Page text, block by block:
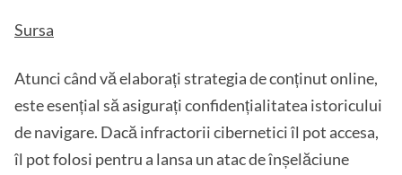
Sursa
Atunci când vă elaborați strategia de conținut online,
este esențial să asigurați confidențialitatea istoricului
de navigare. Dacă infractorii cibernetici îl pot accesa,
îl pot folosi pentru a lansa un atac de înșelăciune